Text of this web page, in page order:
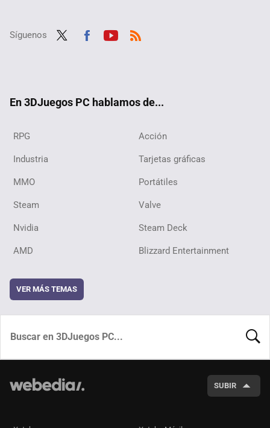
Síguenos
En 3DJuegos PC hablamos de...
RPG Acción
Industria Tarjetas gráficas
MMO Portátiles
Steam Valve
Nvidia Steam Deck
AMD Blizzard Entertainment
VER MÁS TEMAS
SUBIR